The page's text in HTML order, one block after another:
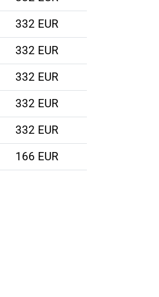
332 EUR
332 EUR
332 EUR
332 EUR
332 EUR
166 EUR